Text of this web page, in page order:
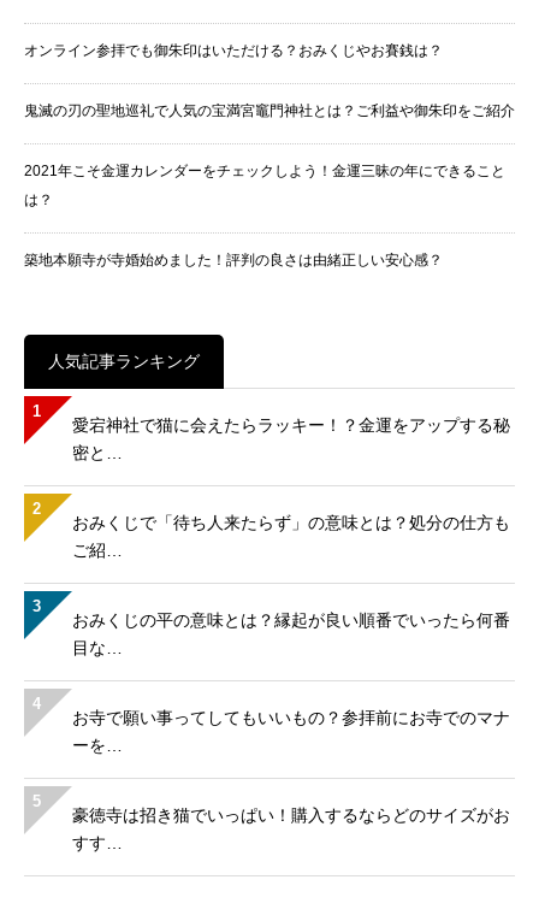
オンライン参拝でも御朱印はいただける？おみくじやお賽銭は？
鬼滅の刃の聖地巡礼で人気の宝満宮竈門神社とは？ご利益や御朱印をご紹介
2021年こそ金運カレンダーをチェックしよう！金運三昧の年にできること
は？
築地本願寺が寺婚始めました！評判の良さは由緒正しい安心感？
人気記事ランキング
1
愛宕神社で猫に会えたらラッキー！？金運をアップする秘
密と…
2
おみくじで「待ち人来たらず」の意味とは？処分の仕方も
ご紹…
3
おみくじの平の意味とは？縁起が良い順番でいったら何番
目な…
4
お寺で願い事ってしてもいいもの？参拝前にお寺でのマナ
ーを…
5
豪徳寺は招き猫でいっぱい！購入するならどのサイズがお
すす…